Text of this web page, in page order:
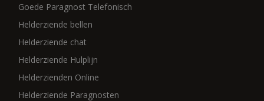
Goede Paragnost Telefonisch
Helderziende bellen
Helderziende chat
Helderziende Hulplijn
Helderzienden Online
Helderziende Paragnosten